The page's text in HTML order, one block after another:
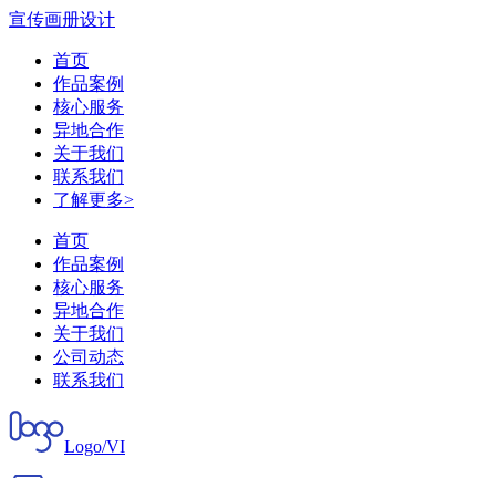
宣传画册设计
首页
作品案例
核心服务
异地合作
关于我们
联系我们
了解更多>
首页
作品案例
核心服务
异地合作
关于我们
公司动态
联系我们
Logo/VI